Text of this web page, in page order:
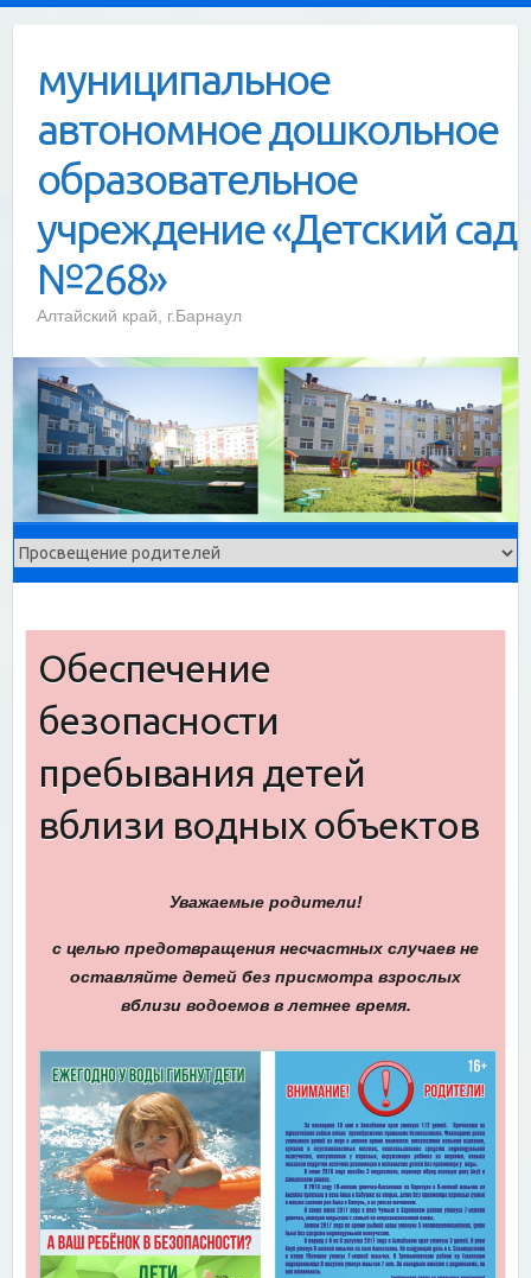
contentмуниципальное
автономное дошкольное
образовательное
учреждение «Детский сад
№268»
Алтайский край, г.Барнаул
Обеспечение
безопасности
пребывания детей
вблизи водных объектов
Уважаемые родители!
с целью предотвращения несчастных случаев не
оставляйте детей без присмотра взрослых
вблизи водоемов в летнее время.